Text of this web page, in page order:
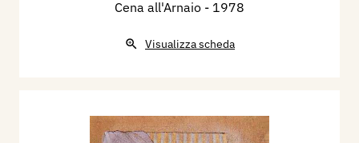
Cena all'Arnaio - 1978
Visualizza scheda